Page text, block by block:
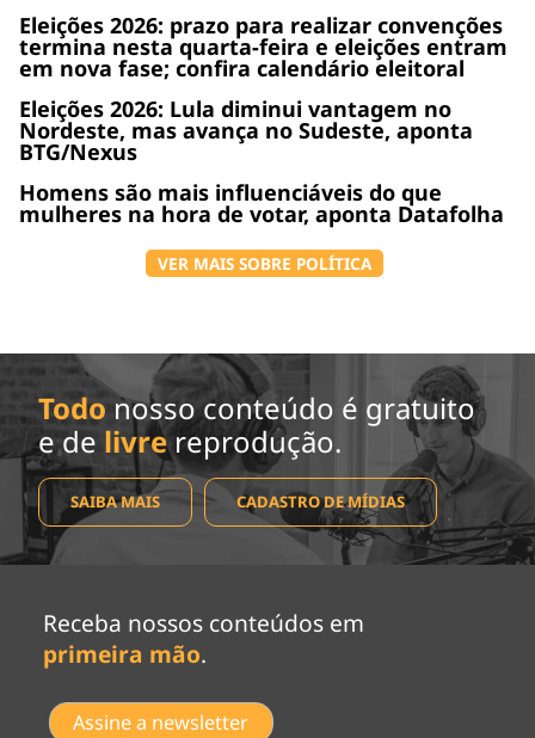
Eleições 2026: prazo para realizar convenções
termina nesta quarta-feira e eleições entram
em nova fase; confira calendário eleitoral
Eleições 2026: Lula diminui vantagem no
Nordeste, mas avança no Sudeste, aponta
BTG/Nexus
Homens são mais influenciáveis do que
mulheres na hora de votar, aponta Datafolha
VER MAIS SOBRE POLÍTICA
Todo nosso conteúdo é gratuito
e de livrereprodução.
SAIBA MAIS CADASTRO DE MÍDIAS
Receba nossos conteúdos em
primeira mão.
Assine a newsletter